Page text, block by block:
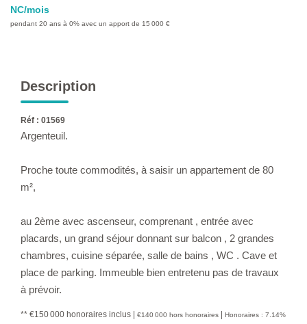
NC/mois
pendant 20 ans à 0% avec un apport de 15 000 €
Description
Réf : 01569
Argenteuil.
Proche toute commodités, à saisir un appartement de 80
m²,
au 2ème avec ascenseur, comprenant , entrée avec
placards, un grand séjour donnant sur balcon , 2 grandes
chambres, cuisine séparée, salle de bains , WC . Cave et
place de parking. Immeuble bien entretenu pas de travaux
à prévoir.
** €150 000 honoraires inclus | €140 000 hors honoraires | Honoraires : 7.14%